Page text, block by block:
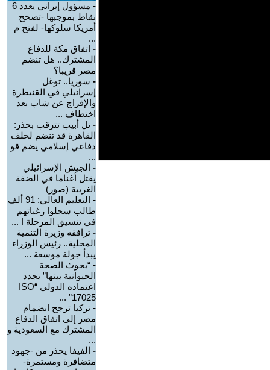
-
مسؤول إيراني يعدد 6
نقاط بموجبها -تصحح
أمريكا سلوكها- لفتح م
...
- اتفاق مكة للدفاع
المشترك.. هل تنضم
مصر قريبا؟
- سوريا.. توغل
إسرائيلي في القنيطرة
والإفراج عن شاب بعد
اختطاف ...
- تل أبيب تترقب بحذر:
القاهرة قد تنضم لحلف
دفاعي إسلامي يضم قو
...
- الجيش الإسرائيلي
يقتل أغناما في الضفة
الغربية (صور)
-
التعليم العالي: 91 ألف
طالب سجلوا رغباتهم
في تنسيق المرحلة ا ...
- ترافقه وزيرة التنمية
المحلية.. رئيس الوزراء
يبدأ جولة موسعة ...
- “بحوث الصحة
الحيوانية ببنها” يجدد
اعتماده الدولي “ISO
17025” ...
- تركيا ترجح انضمام
مصر إلى اتفاق الدفاع
المشترك مع السعودية و
...
- الفيفا يحذر من -جهود
متضافرة ومستمرة-